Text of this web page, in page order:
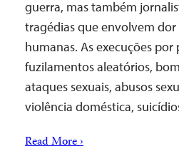
guerra, mas também
tragédias que envolvem dor
humanas. As execuções
fuzilamentos aleatórios,
ataques sexuais, abusos
violência doméstica,
Read More ›